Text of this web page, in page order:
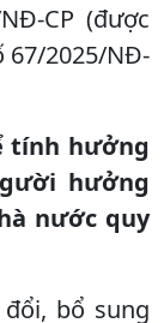
CP (được
67/2025/NĐ-
tính hưởng
hưởng
nước quy
đổi, bổ sung